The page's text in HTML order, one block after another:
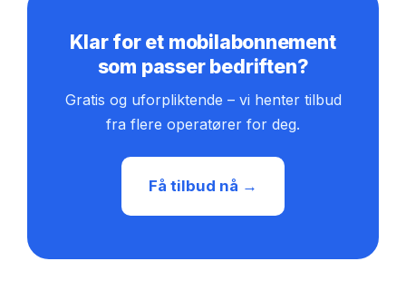
Klar for et mobilabonnement
som passer bedriften?
Gratis og uforpliktende – vi henter tilbud
fra flere operatører for deg.
Få tilbud nå →